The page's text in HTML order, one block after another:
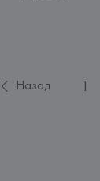
Назад 1